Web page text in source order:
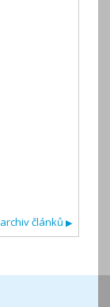
archiv článků ▶